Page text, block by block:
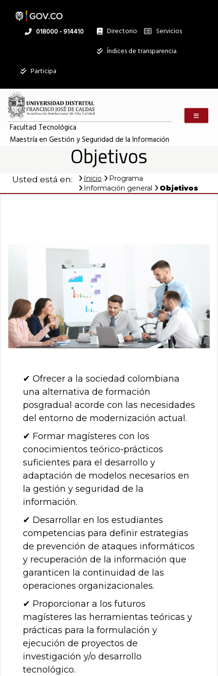
contenido
Linea
018000 - 914410 Directorio
Institucional
Servicios
Índices de transparencia
Participa
Facultad Tecnológica
Maestría en Gestión y Seguridad de la Información
Objetivos
Usted está en: Inicio
Programa
Información general
Objetivos
✔ Ofrecer a la sociedad colombiana
una alternativa de formación
posgradual acorde con las necesidades
del entorno de modernización actual.
✔ Formar magísteres con los
conocimientos teórico-prácticos
suficientes para el desarrollo y
adaptación de modelos necesarios en
la gestión y seguridad de la
información.
✔ Desarrollar en los estudiantes
competencias para definir estrategias
de prevención de ataques informáticos
y recuperación de la información que
garanticen la continuidad de las
operaciones organizacionales.
✔ Proporcionar a los futuros
magísteres las herramientas teóricas y
prácticas para la formulación y
ejecución de proyectos de
investigación y/o desarrollo
tecnológico.